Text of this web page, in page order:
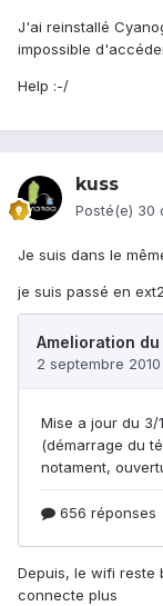
J'ai reinstallé
impossible
Help :-/
kuss
Posté(e) 30
Je suis dans le
je suis passé en
Depuis, le wifi reste
connecte plus